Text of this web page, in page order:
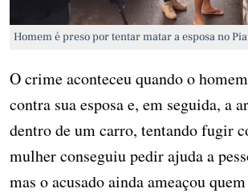
Homem é preso por tentar matar a esposa no
O crime aconteceu quando o
contra sua esposa e, em seguida, a
dentro de um carro, tentando fugir
mulher conseguiu pedir ajuda a
mas o acusado ainda ameaçou